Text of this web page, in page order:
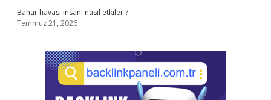
Bahar havası insanı nasıl etkiler ?
Temmuz 21, 2026